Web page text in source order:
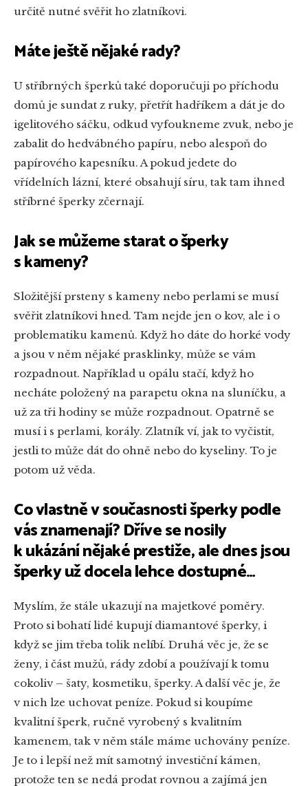
určitě nutné svěřit ho zlatníkovi.
Máte ještě nějaké rady?
U stříbrných šperků také doporučuji po příchodu
domů je sundat z ruky, přetřít hadříkem a dát je do
igelitového sáčku, odkud vyfoukneme zvuk, nebo je
zabalit do hedvábného papíru, nebo alespoň do
papírového kapesníku. A pokud jedete do
vřídelních lázní, které obsahují síru, tak tam ihned
stříbrné šperky zčernají.
Jak se můžeme starat o šperky
s kameny?
Složitější prsteny s kameny nebo perlami se musí
svěřit zlatníkovi hned. Tam nejde jen o kov, ale i o
problematiku kamenů. Když ho dáte do horké vody
a jsou v něm nějaké prasklinky, může se vám
rozpadnout. Například u opálu stačí, když ho
necháte položený na parapetu okna na sluníčku, a
už za tři hodiny se může rozpadnout. Opatrně se
musí i s perlami, korály. Zlatník ví, jak to vyčistit,
jestli to může dát do ohně nebo do kyseliny. To je
potom už věda.
Co vlastně v současnosti šperky podle
vás znamenají? Dříve se nosily
k ukázání nějaké prestiže, ale dnes jsou
šperky už docela lehce dostupné…
Myslím, že stále ukazují na majetkové poměry.
Proto si bohatí lidé kupují diamantové šperky, i
když se jim třeba tolik nelíbí. Druhá věc je, že se
ženy, i část mužů, rády zdobí a používají k tomu
cokoliv – šaty, kosmetiku, šperky. A další věc je, že
v nich lze uchovat peníze. Pokud si koupíme
kvalitní šperk, ručně vyrobený s kvalitním
kamenem, tak v něm stále máme uchovány peníze.
Je to i lepší než mít samotný investiční kámen,
protože ten se nedá prodat rovnou a zajímá jen